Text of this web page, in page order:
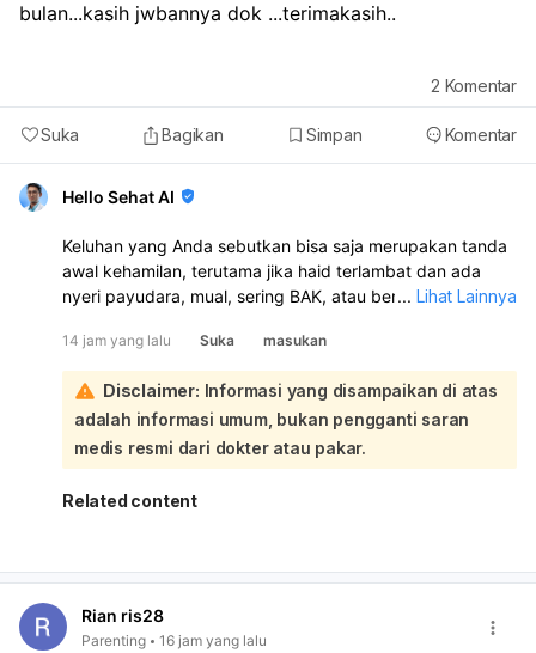
bulan...kasih jwbannya dok ...terimakasih..
Suka Bagikan Simpan Komentar
2 Komentar
Hello Sehat AI
Keluhan yang Anda sebutkan bisa saja merupakan tanda
awal kehamilan, terutama jika haid terlambat dan ada
nyeri payudara, mual, sering BAK, atau bercak darah.
perut dan vagina, serta sakit pinggang juga bisa
disebabkan hal lain, jadi belum bisa dipastikan hanya dari
gejala:
Sebaiknya lakukan test pack sekarang, karena sudah
sekitar 1 minggu setelah berhubungan dan haid belum
datang. Jika hasilnya positif, periksakan ke dokter
kandungan atau dokter umum untuk memastikan dan
Kalau nyeri makin berat, disertai perdarahan, demam,
... Lihat Lainnya
14 jam yang lalu Suka masukan
Disclaimer: Informasi yang disampaikan di atas
adalah informasi umum, bukan pengganti saran
medis resmi dari dokter atau pakar.
Related content
Rian ris28
Parenting 16 jam yang lalu